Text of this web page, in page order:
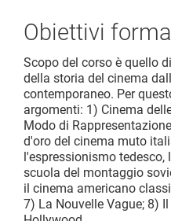
Obiettivi
Scopo del corso è quello
della storia del cinema
contemporaneo. Per
argomenti: 1) Cinema
Modo di
d'oro del cinema muto
l'espressionismo
scuola del montaggio
il cinema americano
7) La Nouvelle Vague; 8)